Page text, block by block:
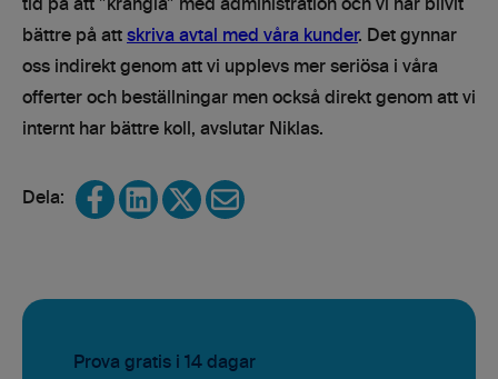
tid på att ”krångla” med administration och vi har blivit
bättre på att skriva avtal med våra kunder. Det gynnar
oss indirekt genom att vi upplevs mer seriösa i våra
offerter och beställningar men också direkt genom att vi
internt har bättre koll, avslutar Niklas.
Share on Facebook
Share on LinkedIn
Share on XShare via email
Prova gratis i 14 dagar